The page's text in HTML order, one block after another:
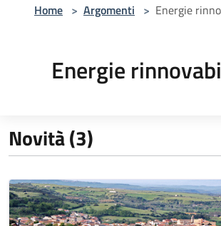
Home > Argomenti > Energie
Energie
Novità (3)